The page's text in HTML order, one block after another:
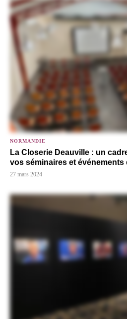
NORMANDIE
La Closerie Deauville : un
vos séminaires et événements
27 mars 2024